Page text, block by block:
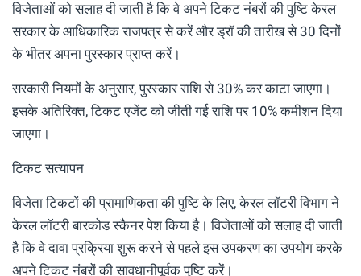
विजेताओं को सलाह दी जाती है कि वे अपने टिकट नंबरों की पुष्टि केरल
सरकार के आधिकारिक राजपत्र से करें और ड्रॉ की तारीख से 30 दिनों
के भीतर अपना पुरस्कार प्राप्त करें।
सरकारी नियमों के अनुसार, पुरस्कार राशि से 30% कर काटा जाएगा।
इसके अतिरिक्त, टिकट एजेंट को जीती गई राशि पर 10% कमीशन दिया
जाएगा।
टिकट सत्यापन
विजेता टिकटों की प्रामाणिकता की पुष्टि के लिए, केरल लॉटरी विभाग ने
केरल लॉटरी बारकोड स्कैनर पेश किया है। विजेताओं को सलाह दी जाती
है कि वे दावा प्रक्रिया शुरू करने से पहले इस उपकरण का उपयोग करके
अपने टिकट नंबरों की सावधानीपूर्वक पुष्टि करें।